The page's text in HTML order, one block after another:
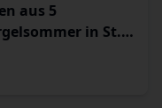
aus 5
in St.